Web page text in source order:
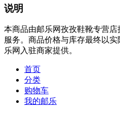
说明
本商品由邮乐网孜孜鞋靴专营
服务。商品价格与库存最终以
乐网入驻商家提供。
首页
分类
购物车
我的邮乐